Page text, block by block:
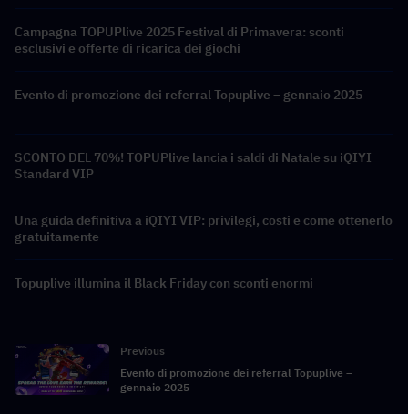
Campagna TOPUPlive 2025 Festival di Primavera: sconti
esclusivi e offerte di ricarica dei giochi
Evento di promozione dei referral Topuplive – gennaio 2025
SCONTO DEL 70%! TOPUPlive lancia i saldi di Natale su iQIYI
Standard VIP
Una guida definitiva a iQIYI VIP: privilegi, costi e come ottenerlo
gratuitamente
Topuplive illumina il Black Friday con sconti enormi
Previous
Evento di promozione dei referral Topuplive –
gennaio 2025